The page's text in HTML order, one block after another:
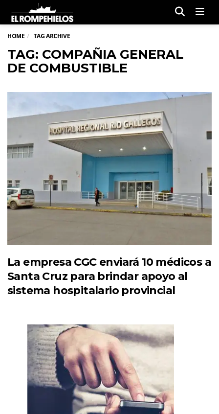
HOME TAG ARCHIVE
TAG: COMPAÑIA GENERAL
DE COMBUSTIBLE
La empresa CGC enviará 10 médicos a
Santa Cruz para brindar apoyo al
sistema hospitalario provincial